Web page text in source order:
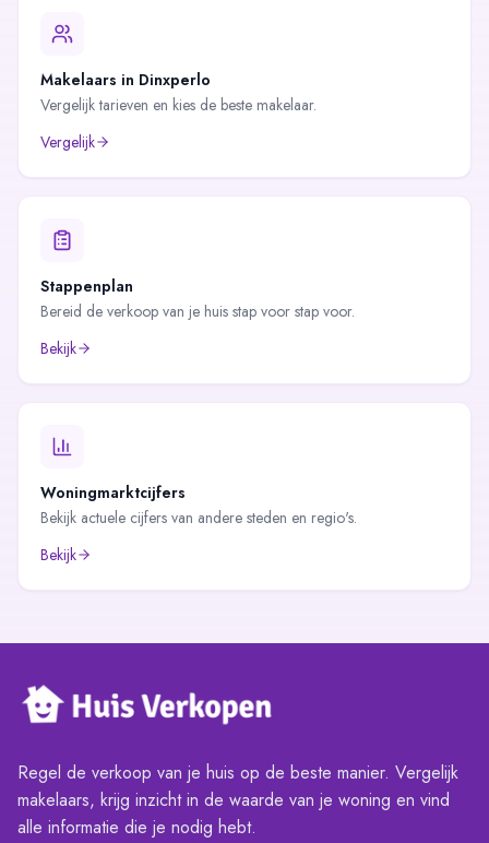
Makelaars in Dinxperlo
Vergelijk tarieven en kies de beste makelaar.
Vergelijk
Stappenplan
Bereid de verkoop van je huis stap voor stap voor.
Bekijk
Woningmarktcijfers
Bekijk actuele cijfers van andere steden en regio's.
Bekijk
Regel de verkoop van je huis op de beste manier. Vergelijk
makelaars, krijg inzicht in de waarde van je woning en vind
alle informatie die je nodig hebt.